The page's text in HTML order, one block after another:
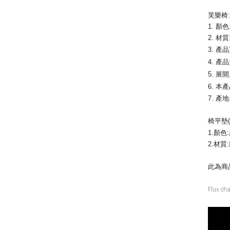
芙樂椅:
1. 顏
2. 材
3. 產
4. 產
5. 展
6. 本
7. 產
椅平墊
1.顏色
2.材質
此為商
Flux